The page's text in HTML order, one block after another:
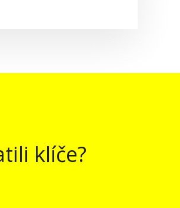
klíče?